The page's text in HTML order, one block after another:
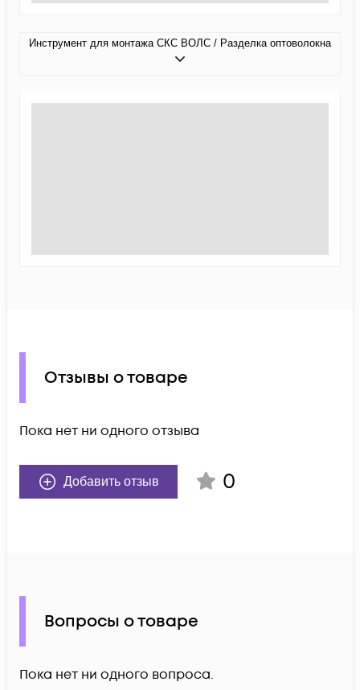
Инструмент для монтажа СКС ВОЛС / Разделка оптоволокна
Отзывы о товаре
Пока нет ни одного отзыва
Добавить отзыв 0
Вопросы о товаре
Пока нет ни одного вопроса.